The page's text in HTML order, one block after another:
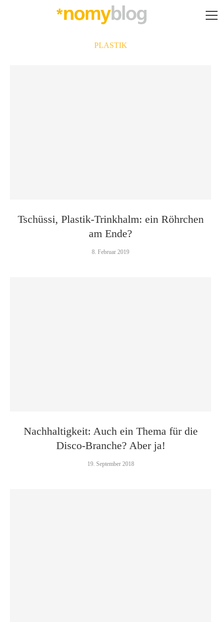
PLASTIK
Tschüssi, Plastik-Trinkhalm: ein Röhrchen
am Ende?
8. Februar 2019
Nachhaltigkeit: Auch ein Thema für die
Disco-Branche? Aber ja!
19. September 2018